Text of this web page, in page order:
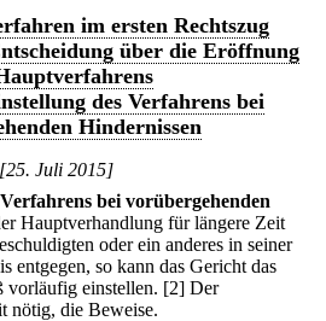
im ersten Rechtszug
über die Eröffnung
des Verfahrens bei
Hindernissen
[25. Juli 2015]
bei vorübergehenden
Hauptverhandlung für längere Zeit
oder ein anderes in seiner
entgegen, so kann das Gericht das
vorläufig einstellen. [2] Der
nötig, die Beweise.